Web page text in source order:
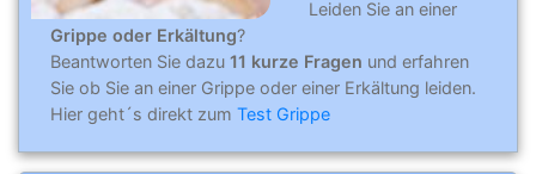
Leiden Sie an einer
Grippe oder Erkältung?
Beantworten Sie dazu 11 kurze Fragen und erfahren
Sie ob Sie an einer Grippe oder einer Erkältung leiden.
Hier geht´s direkt zum Test Grippe